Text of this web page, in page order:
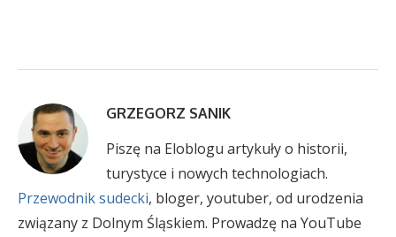
GRZEGORZ SANIK
Piszę na Eloblogu artykuły o historii,
turystyce i nowych technologiach.
Przewodnik sudecki, bloger, youtuber, od urodzenia
związany z Dolnym Śląskiem. Prowadzę na YouTube